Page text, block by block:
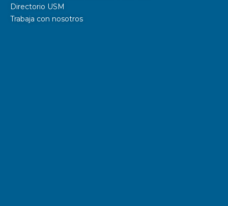
Directorio USM
Trabaja con nosotros